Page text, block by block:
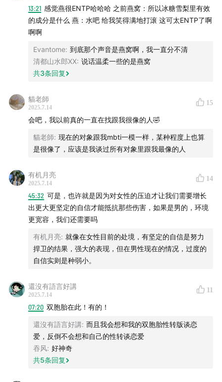
13:21 感觉燕很ENTP哈哈哈 之前燕窝：所以冰糖雪梨里有效
的成分是什么 燕：水吧 给我笑得满地打滚 这可太ENTP了啊
啊啊
Evantome: 到底那个声音是燕窝啊，我一直分不清
清都山水郎XX: 说话温柔一些的是燕窝
共3条回复
貓老師
2025.7.14
15
会吧，我以前真的一直在找跟我很像的人🤣
貓老師: 现在的对象跟我mbti一模一样，某种程度上也算
是很像了，应该是我谈过所有对象里跟我最像的人
有机月亮
2025.7.14
14
45:32 可是，也许就是因为对女性的压迫才让我们需要增长
出更大更坚定的自信才能抵抗那些伤害，如果是男的，环境
更宽容，我们还需要吗
有机月亮: 就像在女性目前的处境，有坚定的自信是努力
捍卫的结果，强大的表现，但在男性现在的情况，过度的
自信实则是种弱小。
還沒有語言好講
2025.7.14
11
07:20 双胞胎在此！有的！
還沒有語言好講: 而且我会想和我的双胞胎性转版谈恋
爱，反倒不会想和自己的性转谈恋爱
吞风: 好神奇
共5条回复